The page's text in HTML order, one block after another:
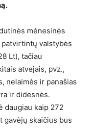
mėnesinės
patvirtintų valstybės
Lt), tačiau
atvejais, pvz.,
nelaimės ir panašias
ir didesnės.
daugiau kaip 272
gavėjų skaičius bus